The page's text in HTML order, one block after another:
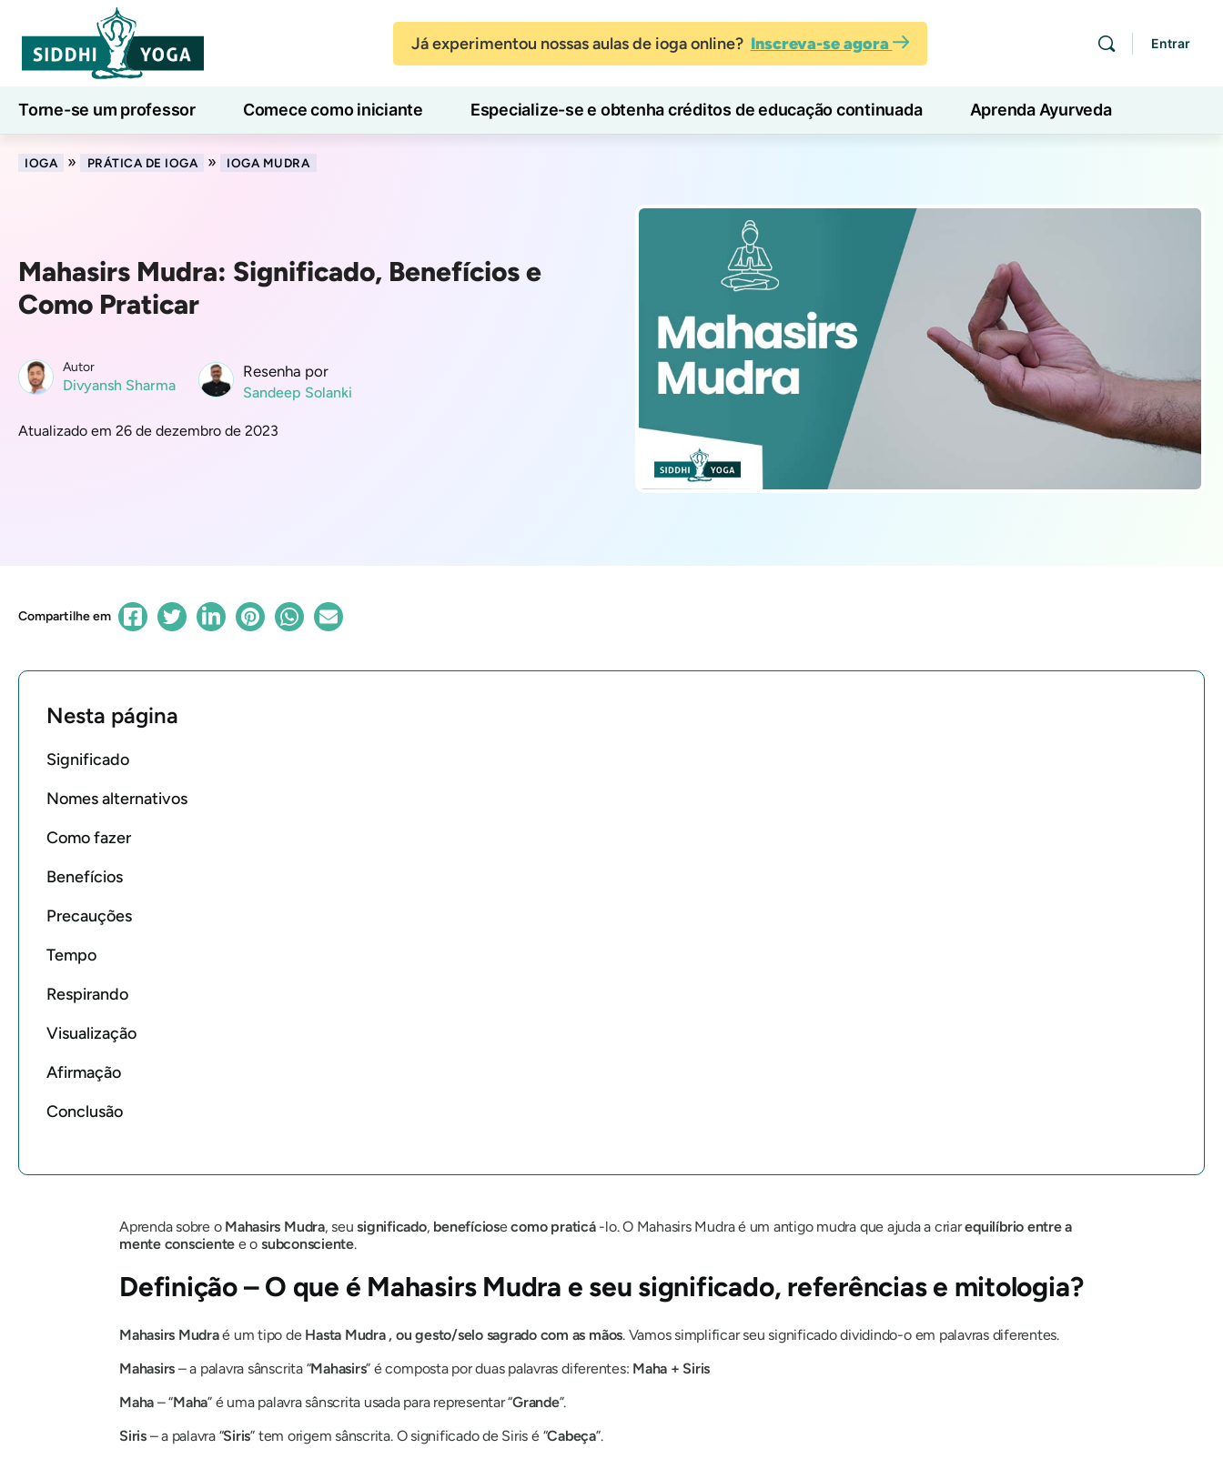
Já experimentou nossas aulas de ioga online? Inscreva-se agora Entrar
Torne-se um professor Comece como iniciante Especialize-se e obtenha créditos de educação continuada Aprenda Ayurveda
Aulas de ioga online 7 Dias de Bem-Estar
IOGA » PRÁTICA DE IOGA » IOGA MUDRA
Mahasirs Mudra: Significado, Benefícios e
Como Praticar
Autor
Divyansh Sharma
Resenha por
Sandeep Solanki
Atualizado em 26 de dezembro de 2023
Compartilhe em
Nesta página
Significado
Nomes alternativos
Como fazer
Benefícios
Precauções
Tempo
Respirando
Visualização
Afirmação
Conclusão
Aprenda sobre o Mahasirs Mudra, seusignificado, benefíciosecomo praticá-lo. O Mahasirs Mudraé um antigo mudraque ajuda a criarequilíbrio entre a
mente consciente e o subconsciente.
Definição – O que é Mahasirs Mudra e seu significado, referências e mitologia?
Mahasirs Mudraé um tipo de Hasta Mudra, ou gesto/selo sagrado com as mãos. Vamos simplificar seu significado dividindo-o em palavras diferentes.
Mahasirs – a palavra sânscrita “Mahasirs” é composta por duas palavras diferentes: Maha + Siris
Maha – “Maha” é uma palavra sânscrita usada para representar “Grande”.
Siris– a palavra “Siris” tem origem sânscrita. O significado de Siris é “Cabeça”.